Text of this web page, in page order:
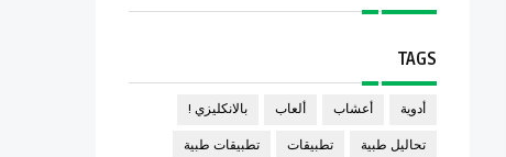
TAGS
أدوية أعشاب ألعاب بالانكليزي !
تحاليل طبية تطبيقات تطبيقات طبية